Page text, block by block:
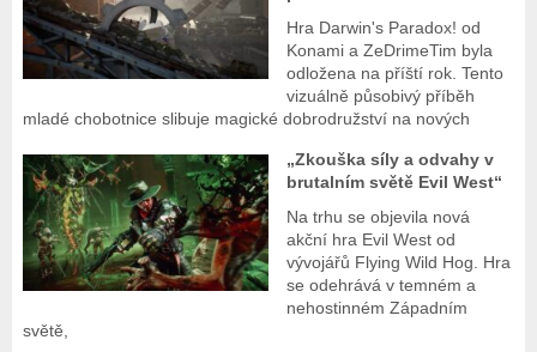
Hra Darwin's Paradox! od
Konami a ZeDrimeTim byla
odložena na příští rok. Tento
vizuálně působivý příběh
mladé chobotnice slibuje magické dobrodružství na nových
„Zkouška síly a odvahy v
brutalním světě Evil West“
Na trhu se objevila nová
akční hra Evil West od
vývojářů Flying Wild Hog. Hra
se odehrává v temném a
nehostinném Západním
světě,